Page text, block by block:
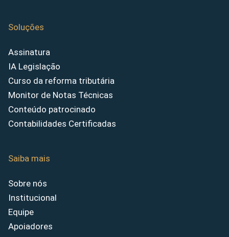
Soluções
Assinatura
IA Legislação
Curso da reforma tributária
Monitor de Notas Técnicas
Conteúdo patrocinado
Contabilidades Certificadas
Saiba mais
Sobre nós
Institucional
Equipe
Apoiadores